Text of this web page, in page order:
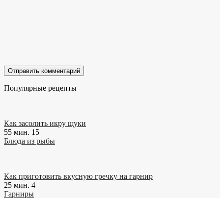
Популярные рецепты
Как засолить икру щуки
55 мин. 15
Блюда из рыбы
Как приготовить вкусную гречку на гарнир
25 мин. 4
Гарниры